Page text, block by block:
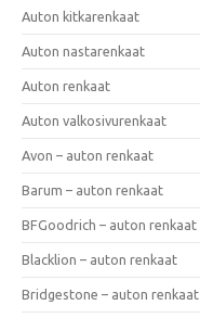
Auton kitkarenkaat
Auton nastarenkaat
Auton renkaat
Auton valkosivurenkaat
Avon – auton renkaat
Barum – auton renkaat
BFGoodrich – auton renkaat
Blacklion – auton renkaat
Bridgestone – auton renkaat